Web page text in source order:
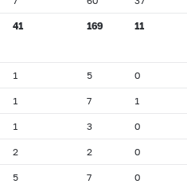
41 169 11
1 5 0
1 7 1
1 3 0
2 2 0
5 7 0